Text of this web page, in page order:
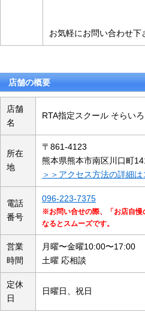
お気軽にお問い合わせ下
店舗の概要
店舗
名
RTA指定スクール そらいろ
所在
地
〒861-4123
熊本県熊本市南区川口町
＞＞アクセス方法の詳細は
電話
番号
096-223-7375
※お問い合せの際、「お店自慢
なるとスムーズです。
営業
時間
月曜〜金曜10:00〜17:00
土曜 応相談
定休
日
日曜日、祝日